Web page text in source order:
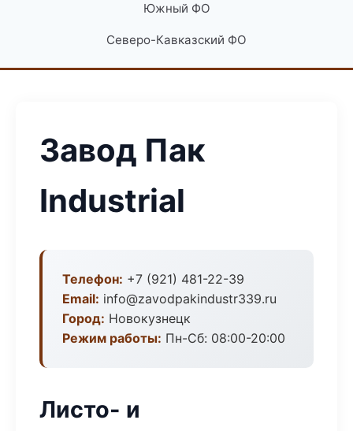
Южный ФО
Северо-Кавказский ФО
Завод Пак
Industrial
Телефон: +7 (921) 481-22-39
Email: info@zavodpakindustr339.ru
Город: Новокузнецк
Режим работы: Пн-Сб: 08:00-20:00
Листо- и